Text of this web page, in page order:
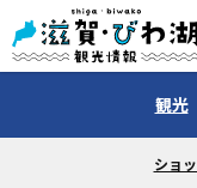
観光
ショ